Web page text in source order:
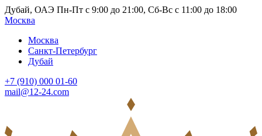
Дубай, ОАЭ Пн-Пт с 9:00 до 21:00, Сб-Вс с 11:00 до 18:00
Москва
Москва
Санкт-Петербург
Дубай
+7 (910) 000 01-60
mail@12-24.com